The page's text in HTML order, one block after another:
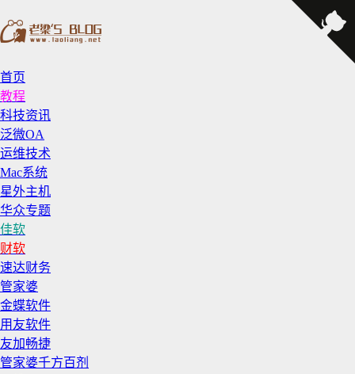
首页
教程
科技资讯
泛微OA
运维技术
Mac系统
星外主机
华众专题
佳软
财软
速达财务
管家婆
金蝶软件
用友软件
友加畅捷
管家婆千方百剂